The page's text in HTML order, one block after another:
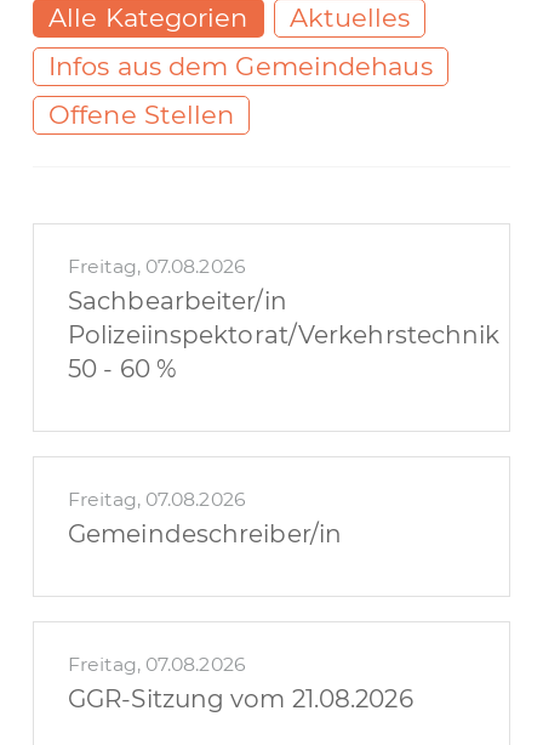
Alle Kategorien
Aktuelles
Infos aus dem Gemeindehaus
Offene Stellen
Freitag, 07.08.2026
Sachbearbeiter/in
Polizeiinspektorat/Verkehrstechnik
50 - 60 %
Freitag, 07.08.2026
Gemeindeschreiber/in
Freitag, 07.08.2026
GGR-Sitzung vom 21.08.2026